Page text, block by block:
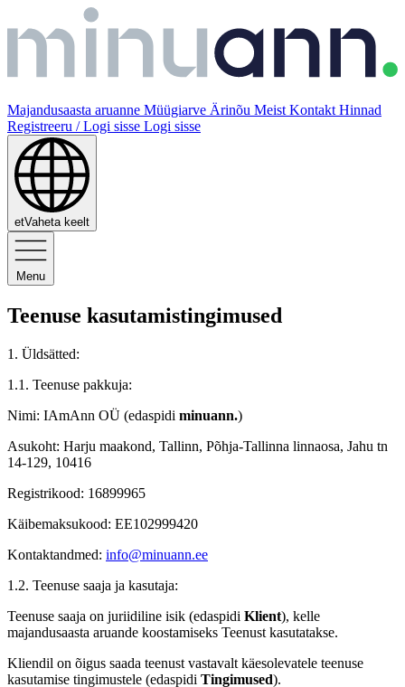
Majandusaasta aruanne Müügiarve Ärinõu Meist Kontakt Hinnad
Registreeru / Logi sisse Logi sisse
etVaheta keelt
Menu
Teenuse kasutamistingimused
1. Üldsätted:
1.1. Teenuse pakkuja:
Nimi: IAmAnn OÜ (edaspidi minuann.)
Asukoht: Harju maakond, Tallinn, Põhja-Tallinna linnaosa, Jahu tn
14-129, 10416
Registrikood: 16899965
Käibemaksukood: EE102999420
Kontaktandmed: info@minuann.ee
1.2. Teenuse saaja ja kasutaja:
Teenuse saaja on juriidiline isik (edaspidi Klient), kelle
majandusaasta aruande koostamiseks Teenust kasutatakse.
Kliendil on õigus saada teenust vastavalt käesolevatele teenuse
kasutamise tingimustele (edaspidi Tingimused).